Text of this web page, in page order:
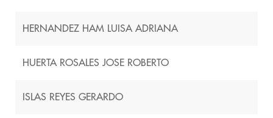
HERNANDEZ HAM LUISA ADRIANA
HUERTA ROSALES JOSE ROBERTO
ISLAS REYES GERARDO